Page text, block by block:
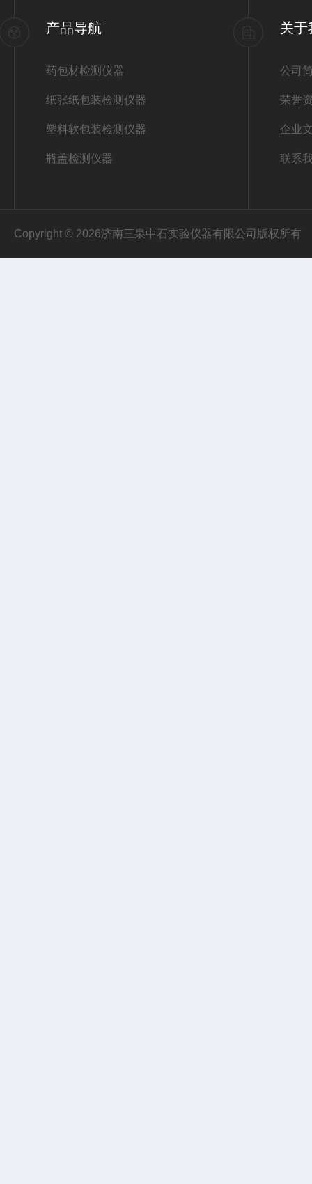
产品导航
药包材检测仪器
纸张纸包装检测仪器
塑料软包装检测仪器
瓶盖检测仪器
关于
公司
荣誉
企业
联系
Copyright © 2026济南三泉中石实验仪器有限公司版权所有